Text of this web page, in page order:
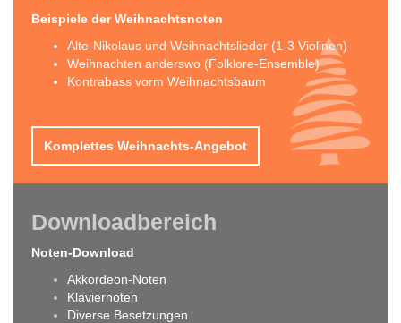
Beispiele der Weihnachtsnoten
Alte-Nikolaus und Weihnachtslieder (1-3 Violinen)
Weihnachten anderswo (Folklore-Ensemble)
Kontrabass vorm Weihnachtsbaum
Komplettes Weihnachts-Angebot
Downloadbereich
Noten-Download
Akkordeon-Noten
Klaviernoten
Diverse Besetzungen